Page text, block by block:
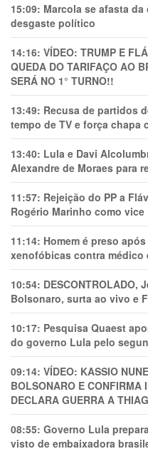
15:09: Marcola se afasta
desgaste político
14:16: VÍDEO: TRUMP E
QUEDA DO TARIFAÇO AO
SERÁ NO 1° TURNO!!
13:49: Recusa de partidos
tempo de TV e força chapa
13:40: Lula e Davi
Alexandre de Moraes para
11:57: Rejeição do PP a
Rogério Marinho como vice
11:14: Homem é preso
xenofóbicas contra médico
10:54:
Bolsonaro, surta ao vivo e
10:17: Pesquisa Quaest
do governo Lula pelo
09:14: VÍDEO: KASSIO
BOLSONARO E
DECLARA GUERRA A
08:55: Governo Lula
visto de embaixadora